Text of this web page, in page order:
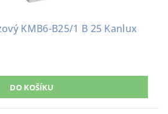
KMB6-B25/1 B 25 Kanlux